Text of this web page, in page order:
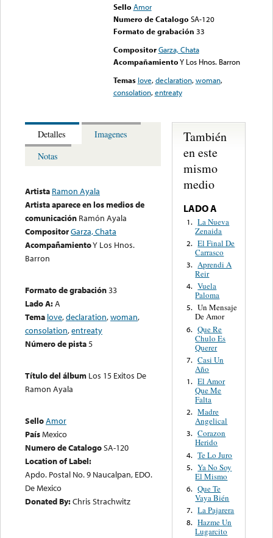
Sello Amor
Numero de Catalogo SA-120
Formato de grabación 33
Compositor Garza, Chata
AcompañamientoY Los Hnos. Barron
Temas love,declaration,woman,
consolation,entreaty
Detalles
Imagenes
Notas
Artista Ramon Ayala
Artista aparece en los medios de
comunicación Ramón Ayala
CompositorGarza, Chata
AcompañamientoY Los Hnos.
Barron
Formato de grabación33
Lado A:A
Tema love,declaration,woman,
consolation,entreaty
Número de pista5
Título del álbum Los 15 Exitos De
Ramon Ayala
SelloAmor
PaísMexico
Numero de CatalogoSA-120
Location of Label:
Apdo. Postal No. 9 Naucalpan, EDO.
De Mexico
Donated By:Chris Strachwitz
También
en este
mismo
medio
LADO A
1. La Nueva
Zenaida
2. El Final De
Carrasco
3. Aprendi A
Reir
4. Vuela
Paloma
5. Un Mensaje
De Amor
6. Que Re
Chulo Es
Querer
7. Casi Un
Año
1. El Amor
Que Me
Falta
2. Madre
Angelical
3. Corazon
Herido
4. Te Lo Juro
5. Ya No Soy
El Mismo
6. Que Te
Vaya Bién
7. La Pajarera
8. Hazme Un
Lugarcito